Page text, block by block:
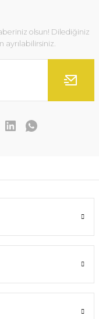
olsun! Dilediğiniz